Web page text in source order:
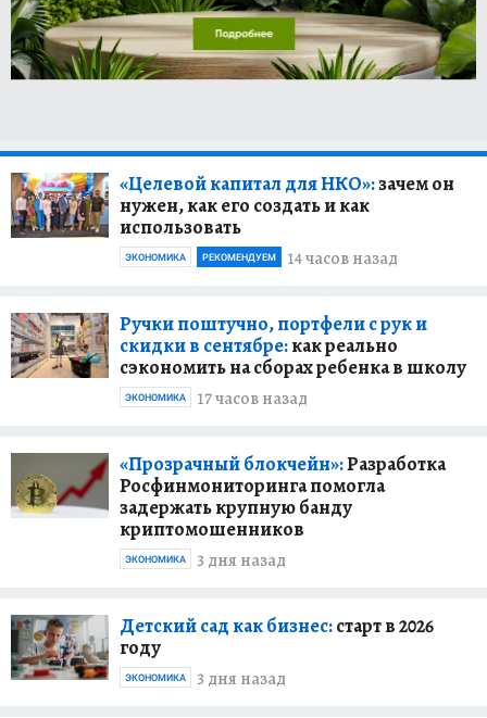
«Целевой капитал для НКО»:зачем он
нужен, как его создать и как
использовать
14 часов назад
ЭКОНОМИКА РЕКОМЕНДУЕМ
Ручки поштучно, портфели с рук и
скидки в сентябре:как реально
сэкономить на сборах ребенка в школу
17 часов назад
ЭКОНОМИКА
«Прозрачный блокчейн»:Разработка
Росфинмониторинга помогла
задержать крупную банду
криптомошенников
3 дня назад
ЭКОНОМИКА
Детский сад как бизнес:старт в 2026
году
3 дня назад
ЭКОНОМИКА